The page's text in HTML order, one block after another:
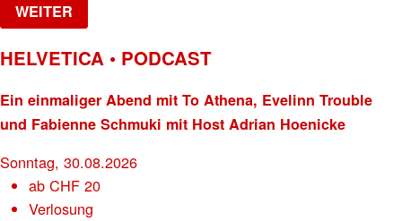
WEITER
HELVETICA • PODCAST
Ein einmaliger Abend mit To Athena, Evelinn Trouble
und Fabienne Schmuki mit Host Adrian Hoenicke
Sonntag, 30.08.2026
abCHF 20
Verlosung